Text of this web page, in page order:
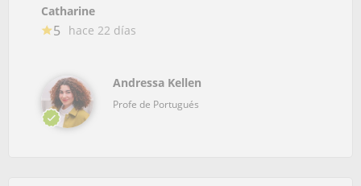
Catharine
5 hace 22 días
Andressa Kellen
Profe de Portugués